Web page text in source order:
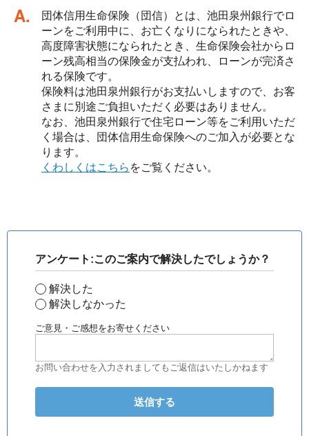
回答
団体信用生命保険（団信）とは、池田泉州銀行でロ
ーンをご利用中に、お亡くなりになられたときや、
高度障害状態になられたとき、生命保険会社からロ
ーン残高相当の保険金が支払われ、ローンが完済さ
れる保険です。
保険料は池田泉州銀行がお支払いしますので、お客
さまに別途ご負担いただく必要はありません。
なお、池田泉州銀行で住宅ローン等をご利用いただ
く場合は、団体信用生命保険へのご加入が必要とな
ります。
くわしくはこちら をご覧ください。
アンケート:このご案内で解決したでしょうか？
解決した
解決しなかった
ご意見・ご感想をお寄せください
お問い合わせを入力されましてもご返信はいたしかねます